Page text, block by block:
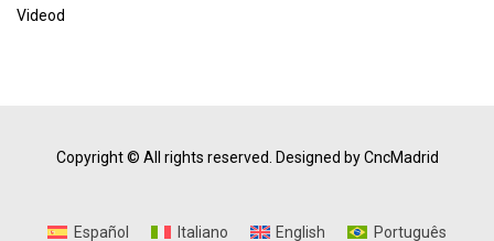
Videod
Copyright © All rights reserved. Designed by CncMadrid
Español Italiano English Português